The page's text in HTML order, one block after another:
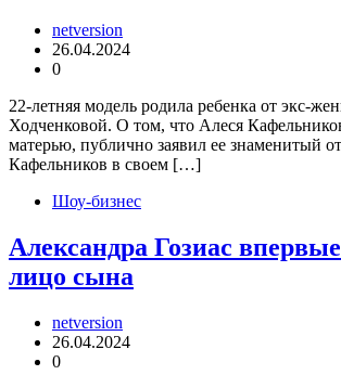
netversion
26.04.2024
0
22-летняя модель родила ребенка от экс-
Ходченковой. О том, что Алеся
матерью, публично заявил ее знаменитый
Кафельников в своем […]
Шоу-бизнес
Александра Гозиас
лицо сына
netversion
26.04.2024
0